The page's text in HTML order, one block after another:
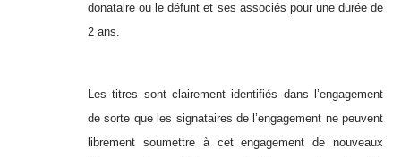
donataire ou le défunt et ses associés pour une durée de
2 ans.
Les titres sont clairement identifiés dans l’engagement
de sorte que les signataires de l’engagement ne peuvent
librement soumettre à cet engagement de nouveaux